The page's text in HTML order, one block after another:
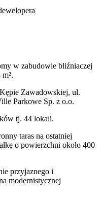
w zabudowie bliźniaczej
Zawadowskiej, ul.
Parkowe Sp. z o.o.
tj. 44 lokali.
taras na ostatniej
o powierzchni około 400
przyjaznego i
modernistycznej